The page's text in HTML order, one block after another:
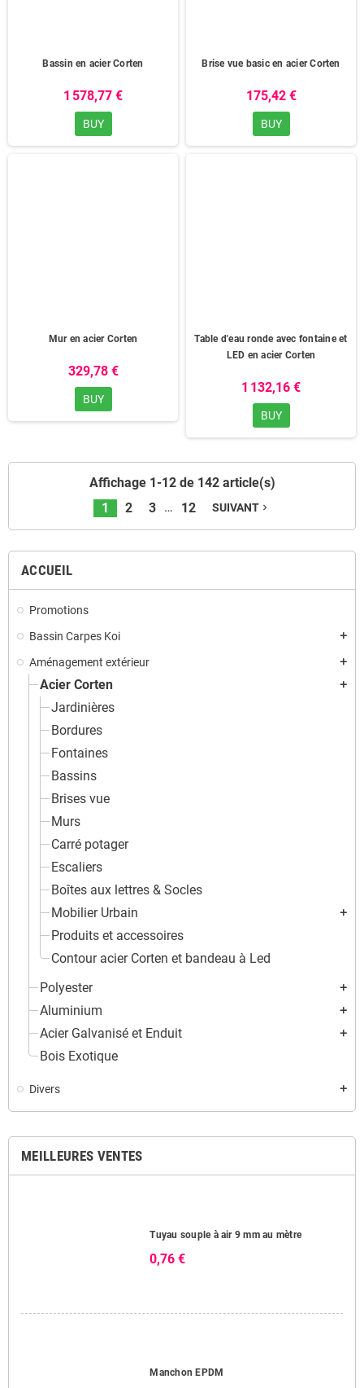
ACCUEIL
Promotions
Bassin Carpes Koi
add
Aménagement extérieur add
Acier Corten add
Jardinières
Bordures
Fontaines
Bassins
Brises vue
Murs
Carré potager
Escaliers
Boîtes aux lettres & Socles
Mobilier Urbain
add
Produits et accessoires
Contour acier Corten et bandeau à Led
Polyester
add
Aluminium add
Acier Galvanisé et Enduit add
Bois Exotique
Divers add
MEILLEURES VENTES
Tuyau souple à air 9 mm au mètre
0,76 €
Manchon EPDM
Bassin en acier Corten
1 578,77 €
BUY
Brise vue basic en acier Corten
175,42 €
BUY
Mur en acier Corten
329,78 €
BUY
Table d'eau ronde avec fontaine et
LED en acier Corten
1 132,16 €
BUY
Affichage 1-12 de 142 article(s)
1
2 3 … 12 SUIVANT navigate_next